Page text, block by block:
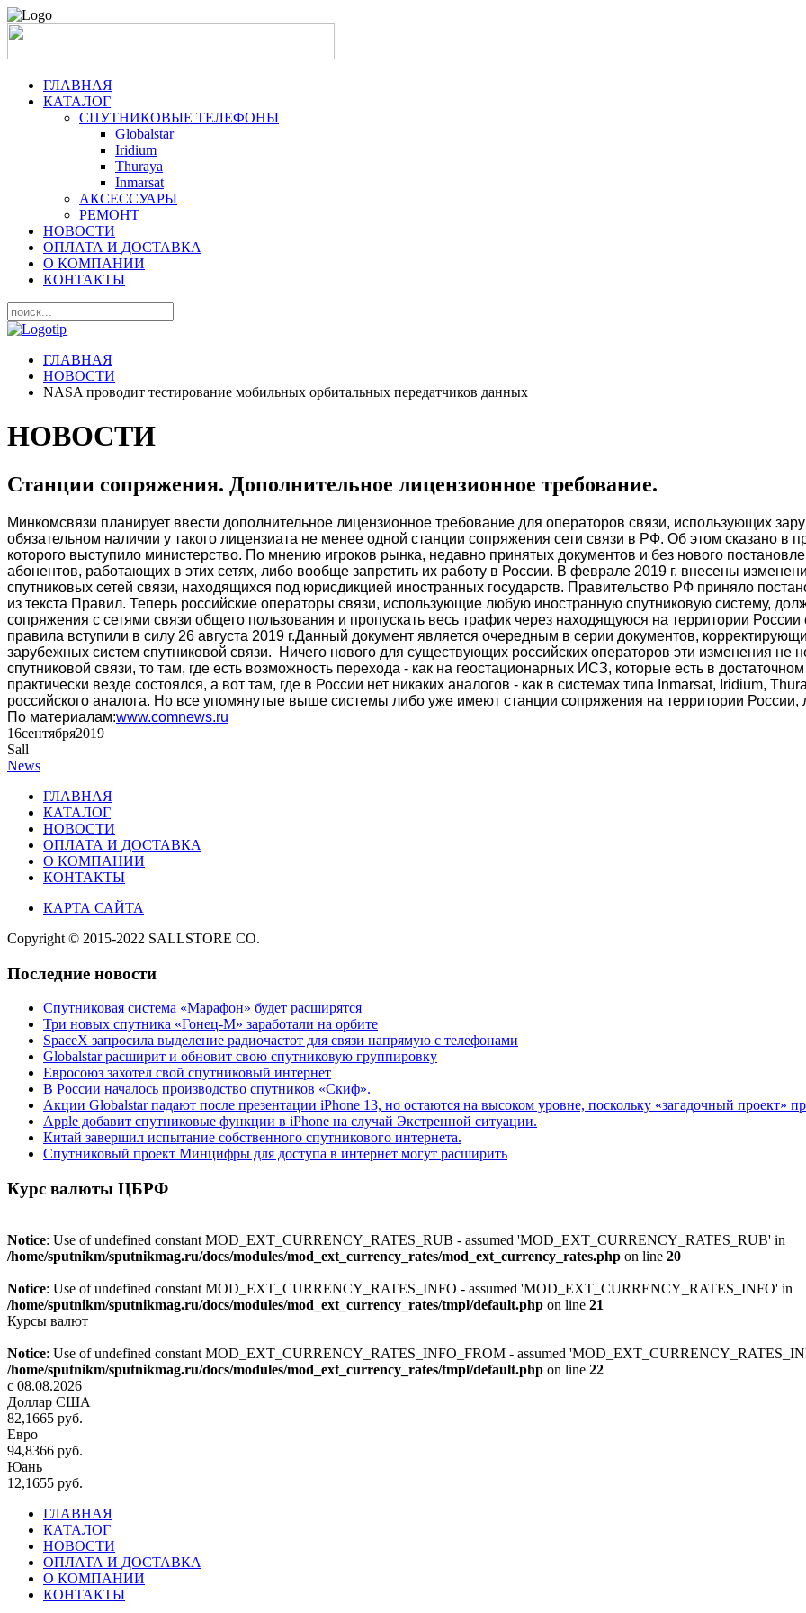
ГЛАВНАЯ
КАТАЛОГ
СПУТНИКОВЫЕ ТЕЛЕФОНЫ
Globalstar
Iridium
Thuraya
Inmarsat
АКСЕССУАРЫ
РЕМОНТ
НОВОСТИ
ОПЛАТА И ДОСТАВКА
О КОМПАНИИ
КОНТАКТЫ
ГЛАВНАЯ
НОВОСТИ
NASA проводит тестирование мобильных орбитальных передатчиков данных
НОВОСТИ
Станции сопряжения. Дополнительное лицензионное требование.
Минкомсвязи планирует ввести дополнительное лицензионное требование для операторов связи, использующих
обязательном наличии у такого лицензиата не менее одной станции сопряжения сети связи в РФ. Об этом сказано в
которого выступило министерство. По мнению игроков рынка, недавно принятых документов и без нового
абонентов, работающих в этих сетях, либо вообще запретить их работу в России. В феврале 2019 г. внесены
спутниковых сетей связи, находящихся под юрисдикцией иностранных государств. Правительство РФ приняло
из текста Правил. Теперь российские операторы связи, использующие любую иностранную спутниковую систему,
сопряжения с сетями связи общего пользования и пропускать весь трафик через находящуюся на территории
правила вступили в силу 26 августа 2019 г.Данный документ является очередным в серии документов,
зарубежных систем спутниковой связи. Ничего нового для существующих российских операторов эти изменения не
спутниковой связи, то там, где есть возможность перехода - как на геостационарных ИСЗ, которые есть в
практически везде состоялся, а вот там, где в России нет никаких аналогов - как в системах типа Inmarsat, Iridium,
российского аналога. Но все упомянутые выше системы либо уже имеют станции сопряжения на территории России,
По материалам:www.comnews.ru
16сентября2019
Sall
News
ГЛАВНАЯ
КАТАЛОГ
НОВОСТИ
ОПЛАТА И ДОСТАВКА
О КОМПАНИИ
КОНТАКТЫ
КАРТА САЙТА
Copyright © 2015-2022 SALLSTORE CO.
Последние новости
Спутниковая система «Марафон» будет расширятся
Три новых спутника «Гонец-М» заработали на орбите
SpaceX запросила выделение радиочастот для связи напрямую с телефонами
Globalstar расширит и обновит свою спутниковую группировку
Евросоюз захотел свой спутниковый интернет
В России началось производство спутников «Скиф».
Акции Globalstar падают после презентации iPhone 13, но остаются на высоком уровне, поскольку «загадочный проект»
Apple добавит спутниковые функции в iPhone на случай Экстренной ситуации.
Китай завершил испытание собственного спутникового интернета.
Спутниковый проект Минцифры для доступа в интернет могут расширить
Курс валюты ЦБРФ
Notice: Use of undefined constant MOD_EXT_CURRENCY_RATES_RUB - assumed 'MOD_EXT_CURRENCY_RATES_RUB' in
/home/sputnikm/sputnikmag.ru/docs/modules/mod_ext_currency_rates/mod_ext_currency_rates.php on line 20
Notice: Use of undefined constant MOD_EXT_CURRENCY_RATES_INFO - assumed 'MOD_EXT_CURRENCY_RATES_INFO' in
/home/sputnikm/sputnikmag.ru/docs/modules/mod_ext_currency_rates/tmpl/default.php on line 21
Курсы валют
Notice: Use of undefined constant MOD_EXT_CURRENCY_RATES_INFO_FROM - assumed
/home/sputnikm/sputnikmag.ru/docs/modules/mod_ext_currency_rates/tmpl/default.php on line 22
c 08.08.2026
Доллар США
82,1665 руб.
Евро
94,8366 руб.
Юань
12,1655 руб.
ГЛАВНАЯ
КАТАЛОГ
НОВОСТИ
ОПЛАТА И ДОСТАВКА
О КОМПАНИИ
КОНТАКТЫ